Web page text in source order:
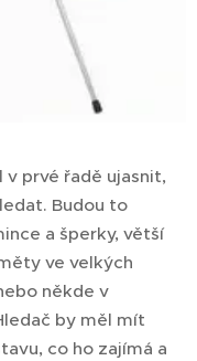
prvé řadě ujasnit,
Budou to
a šperky, větší
ve velkých
někde v
by měl mít
co ho zajímá a